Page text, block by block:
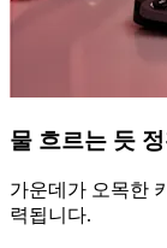
물 흐르는 듯
가운데가 오목한
력됩니다.